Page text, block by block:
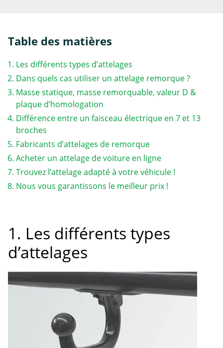
Table des matières
Les différents types d’attelages
Dans quels cas utiliser un attelage remorque ?
Masse statique, masse remorquable, valeur D &
plaque d’homologation
Différence entre un faisceau électrique en 7 et 13
broches
Fabricants d’attelages de remorque
Acheter un attelage de voiture en ligne
Trouvez l’attelage adapté à votre véhicule !
Nous vous garantissons le meilleur prix !
1. Les différents types
d’attelages